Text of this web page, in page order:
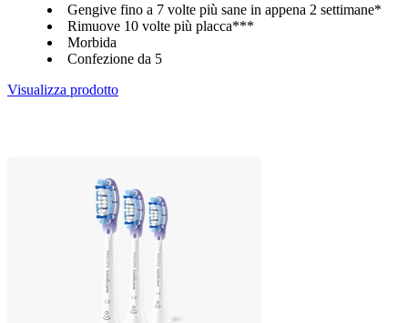
Gengive fino a 7 volte più sane in appena 2 settimane*
Rimuove 10 volte più placca***
Morbida
Confezione da 5
Visualizza prodotto